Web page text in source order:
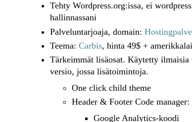
Tehty Wordpress.org:issa, ei
hallinnassani
Palveluntarjoaja, domain:
Teema: Carbis, hinta 49$ +
Tärkeimmät lisäosat. Käytetty
versio, jossa lisätoimintoja.
One click child theme
Header & Footer Code manager:
Google Analytics-koodi